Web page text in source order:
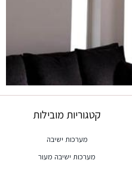
קטגוריות מובילות
מערכות ישיבה
מערכות ישיבה מעור